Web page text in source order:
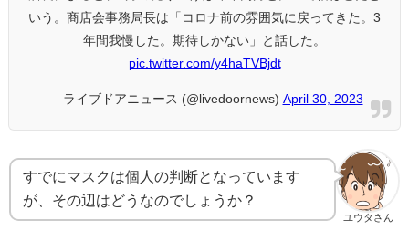
いう。商店会事務局長は「コロナ前の雰囲気に戻ってきた。3
年間我慢した。期待しかない」と話した。
pic.twitter.com/y4haTVBjdt
— ライブドアニュース (@livedoornews) April 30, 2023
ユウタさん
すでにマスクは個人の判断となっています
が、その辺はどうなのでしょうか？